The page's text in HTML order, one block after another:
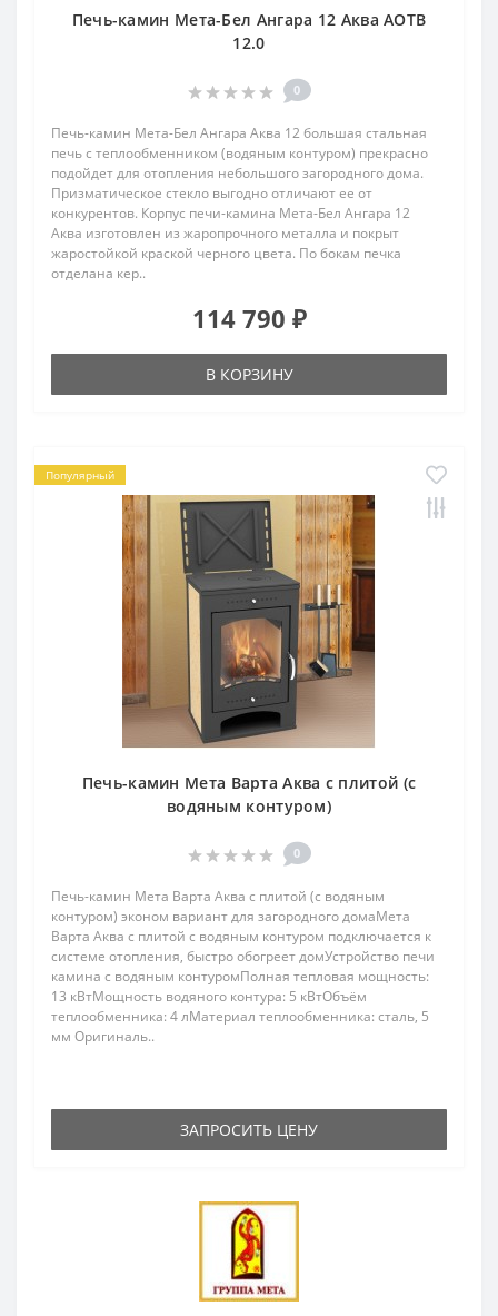
Печь-камин Мета-Бел Ангара 12 Аква АОТВ
12.0
0
Печь-камин Мета-Бел Ангара Аква 12 большая стальная
печь с теплообменником (водяным контуром) прекрасно
подойдет для отопления небольшого загородного дома.
Призматическое стекло выгодно отличают ее от
конкурентов. Корпус печи-камина Мета-Бел Ангара 12
Аква изготовлен из жаропрочного металла и покрыт
жаростойкой краской черного цвета. По бокам печка
отделана кер..
114 790 ₽
В КОРЗИНУ
Популярный
Печь-камин Мета Варта Аква с плитой (с
водяным контуром)
0
Печь-камин Мета Варта Аква с плитой (с водяным
контуром) эконом вариант для загородного домаМета
Варта Аква с плитой с водяным контуром подключается к
системе отопления, быстро обогреет домУстройство печи
камина с водяным контуромПолная тепловая мощность:
13 кВтМощность водяного контура: 5 кВтОбъём
теплообменника: 4 лМатериал теплообменника: сталь, 5
мм Оригиналь..
ЗАПРОСИТЬ ЦЕНУ